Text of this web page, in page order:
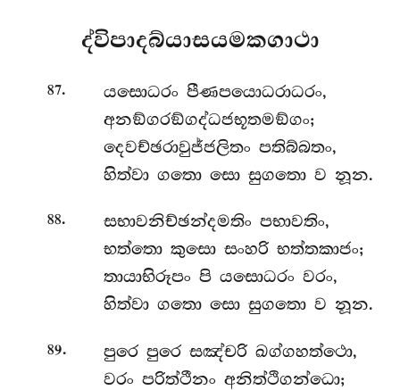
ද්විපාදබ්යාසයමකගාථා
87.
යසොධරං පීණපයොධරාධරං,
අනඞ්ගරඞ්ගද්ධජභූතමඞ්ගං;
දෙවච්ඡරාවුජ්ජලිතං පතිබ්බතං,
හිත්වා ගතො සො සුගතො ව නූන.
88.
සභාවනිච්ඡන්දමතිං පභාවතිං,
භත්තො කුසො සංහරි භත්තකාජං;
තායාභිරූපං පි යසොධරං වරං,
හිත්වා ගතො සො සුගතො ව නූන.
89.
පුරෙ පුරෙ සඤ්චරි ඛග්ගහත්ථො,
වරං පරිත්ථීනං අනිත්ථිගන්ධො;